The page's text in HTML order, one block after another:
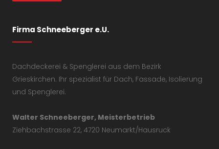
Firma Schneeberger e.U.
Dachdeckerei & Spenglerei aus dem Bezirk
Grieskirchen. Ihr spezialist für Dach, Fassade, Isolierung
und Spenglerei.
Walter Schneeberger, Meisterbetrieb
Ziehbachstrasse 22, 4720 Neumarkt/Hausruck